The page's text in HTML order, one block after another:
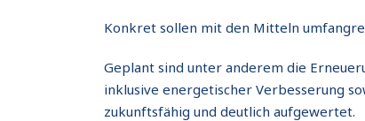
Konkret sollen mit den Mitteln
Geplant sind unter anderem die
inklusive energetischer Verbesserung
zukunftsfähig und deutlich aufgewertet.